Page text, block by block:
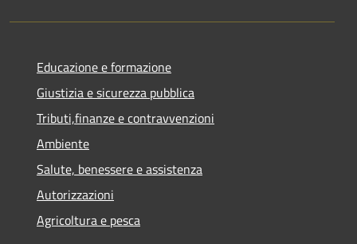
Educazione e formazione
Giustizia e sicurezza pubblica
Tributi,finanze e contravvenzioni
Ambiente
Salute, benessere e assistenza
Autorizzazioni
Agricoltura e pesca